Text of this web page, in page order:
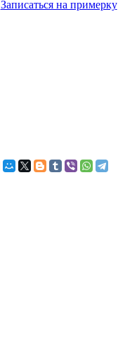
Записаться на примерку